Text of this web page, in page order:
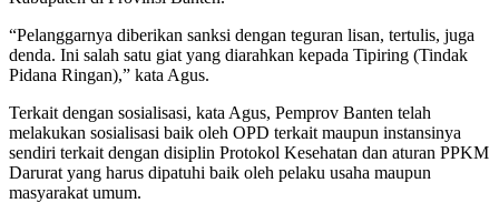
“Pelanggarnya diberikan sanksi dengan teguran lisan, tertulis, juga
denda. Ini salah satu giat yang diarahkan kepada Tipiring (Tindak
Pidana Ringan),” kata Agus.
Terkait dengan sosialisasi, kata Agus, Pemprov Banten telah
melakukan sosialisasi baik oleh OPD terkait maupun instansinya
sendiri terkait dengan disiplin Protokol Kesehatan dan aturan PPKM
Darurat yang harus dipatuhi baik oleh pelaku usaha maupun
masyarakat umum.